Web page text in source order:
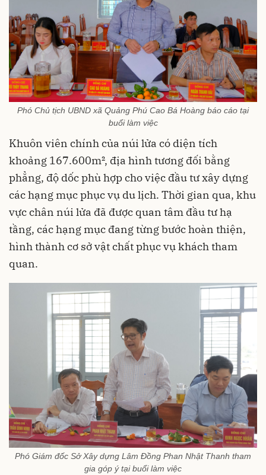
Phó Chủ tịch UBND xã Quảng Phú Cao Bá Hoàng báo cáo tại
buổi làm việc
Khuôn viên chính của núi lửa có diện tích
khoảng 167.600m², địa hình tương đối bằng
phẳng, độ dốc phù hợp cho việc đầu tư xây dựng
các hạng mục phục vụ du lịch. Thời gian qua, khu
vực chân núi lửa đã được quan tâm đầu tư hạ
tầng, các hạng mục đang từng bước hoàn thiện,
hình thành cơ sở vật chất phục vụ khách tham
quan.
Phó Giám đốc Sở Xây dựng Lâm Đồng Phan Nhật Thanh tham
gia góp ý tại buổi làm việc